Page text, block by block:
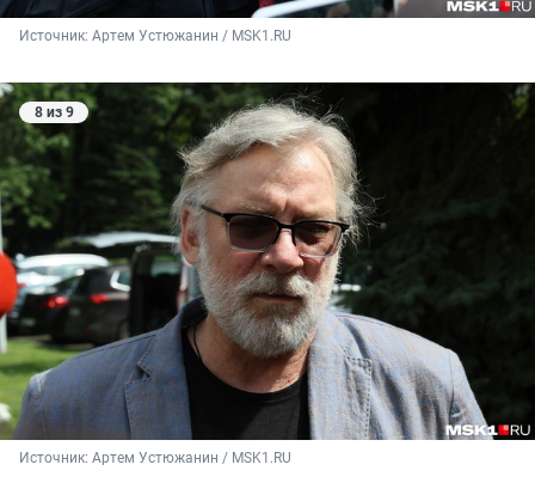
Источник: Артем Устюжанин / MSK1.RU
8 из 9
Источник: Артем Устюжанин / MSK1.RU